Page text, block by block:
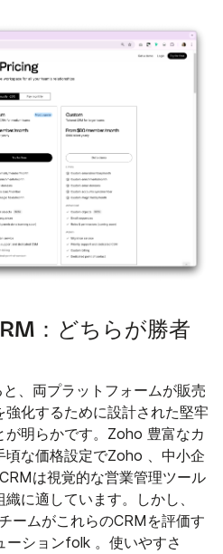
：どちらが勝者
、両プラットフォームが販売
化するために設計された堅牢
が明らかです。Zoho 豊富なカ
頃な価格設定でZoho 、中小企
は視覚的な営業管理ツール
に適しています。しかし、
ームがこれらのCRMを評価す
ションfolk 。使いやすさ